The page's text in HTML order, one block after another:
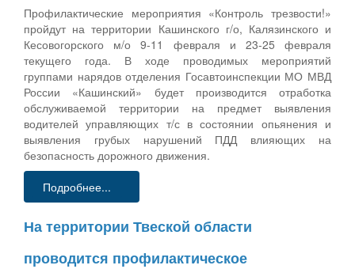
Профилактические мероприятия «Контроль трезвости!»
пройдут на территории Кашинского г/о, Калязинского и
Кесовогорского м/о 9-11 февраля и 23-25 февраля
текущего года. В ходе проводимых мероприятий
группами нарядов отделения Госавтоинспекции МО МВД
России «Кашинский» будет производится отработка
обслуживаемой территории на предмет выявления
водителей управляющих т/с в состоянии опьянения и
выявления грубых нарушений ПДД влияющих на
безопасность дорожного движения.
Подробнее...
На территории Твеской области
проводится профилактическое